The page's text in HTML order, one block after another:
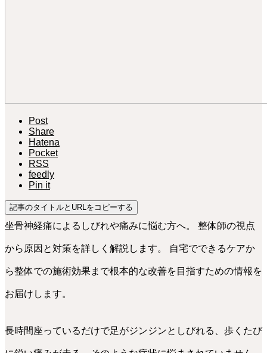
Post
Share
Hatena
Pocket
RSS
feedly
Pin it
記事のタイトルとURLをコピーする
坐骨神経痛によるしびれや痛みに悩む方へ。 整体師の視点
から原因と対策を詳しく解説します。 自宅でできるケアか
ら整体での施術効果まで根本的な改善を目指すための情報を
お届けします。
長時間座っているだけで足がジンジンとしびれる、歩くたび